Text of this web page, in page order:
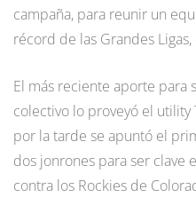
campaña, para reunir un
récord de las Grandes
El más reciente aporte
colectivo lo proveyó el utility
por la tarde se apuntó el
dos jonrones para ser clave
contra los Rockies de